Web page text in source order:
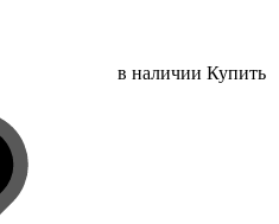
в наличии Купить